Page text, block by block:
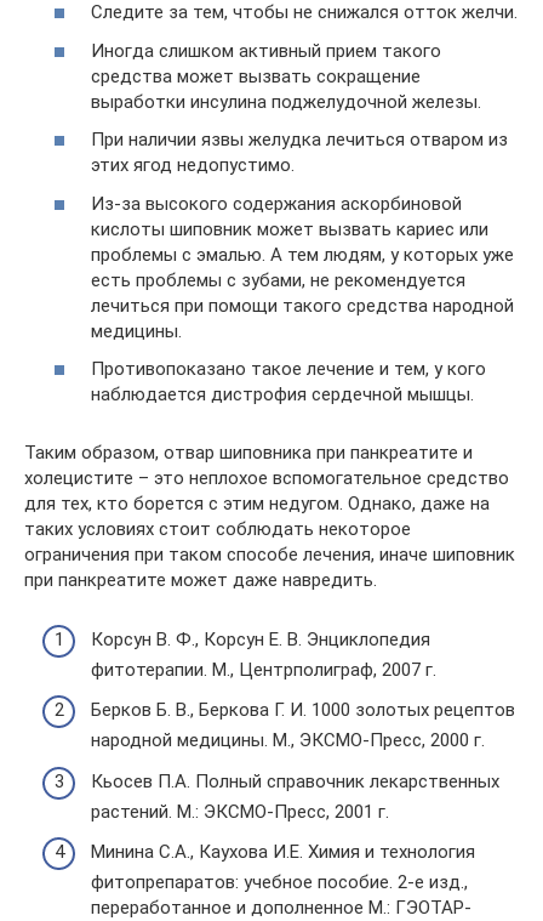
Следите за тем, чтобы не снижался отток желчи.
Иногда слишком активный прием такого
средства может вызвать сокращение
выработки инсулина поджелудочной железы.
При наличии язвы желудка лечиться отваром из
этих ягод недопустимо.
Из-за высокого содержания аскорбиновой
кислоты шиповник может вызвать кариес или
проблемы с эмалью. А тем людям, у которых уже
есть проблемы с зубами, не рекомендуется
лечиться при помощи такого средства народной
медицины.
Противопоказано такое лечение и тем, у кого
наблюдается дистрофия сердечной мышцы.
Таким образом, отвар шиповника при панкреатите и
холецистите – это неплохое вспомогательное средство
для тех, кто борется с этим недугом. Однако, даже на
таких условиях стоит соблюдать некоторое
ограничения при таком способе лечения, иначе шиповник
при панкреатите может даже навредить.
Корсун В. Ф., Корсун Е. В. Энциклопедия
фитотерапии. М., Центрполиграф, 2007 г.
Берков Б. В., Беркова Г. И. 1000 золотых рецептов
народной медицины. М., ЭКСМО-Пресс, 2000 г.
Кьосев П.А. Полный справочник лекарственных
растений. М.: ЭКСМО-Пресс, 2001 г.
Минина С.А., Каухова И.Е. Химия и технология
фитопрепаратов: учебное пособие. 2-е изд.,
переработанное и дополненное М.: ГЭОТАР-